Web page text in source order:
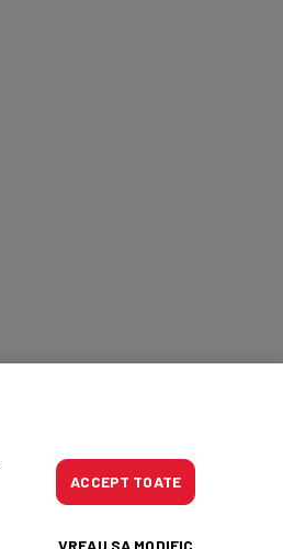
ACCEPT TOATE
VREAU SA MODIFIC